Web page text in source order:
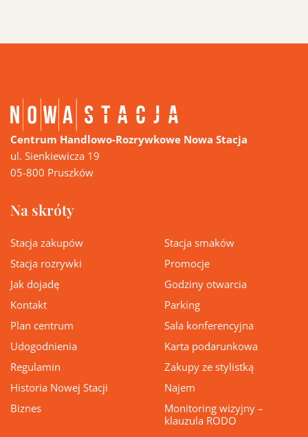
Centrum Handlowo-Rozrywkowe Nowa Stacja
ul. Sienkiewicza 19
05-800 Pruszków
Na skróty
Stacja zakupów
Stacja smaków
Stacja rozrywki
Promocje
Jak dojadę
Godziny otwarcia
Kontakt
Parking
Plan centrum
Sala konferencyjna
Udogodnienia
Karta podarunkowa
Regulamin
Zakupy ze stylistką
Historia Nowej Stacji
Najem
Biznes
Monitoring wizyjny –
klauzula RODO